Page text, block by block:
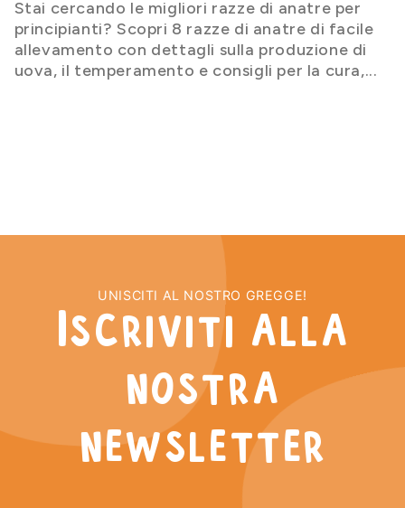
Estensione della corsa 1m
(Penthouse grandi)
Aumenta lo spazio a disposizione della corsa
Da 197,35 €
Corsa per Aspen 6
Da 365,95 €
Stai cercando le migliori razze di anatre per
principianti? Scopri 8 razze di anatre di facile
allevamento con dettagli sulla produzione di
uova, il temperamento e consigli per la cura,...
UNISCITI AL NOSTRO GREGGE!
Iscriviti alla
nostra
newsletter